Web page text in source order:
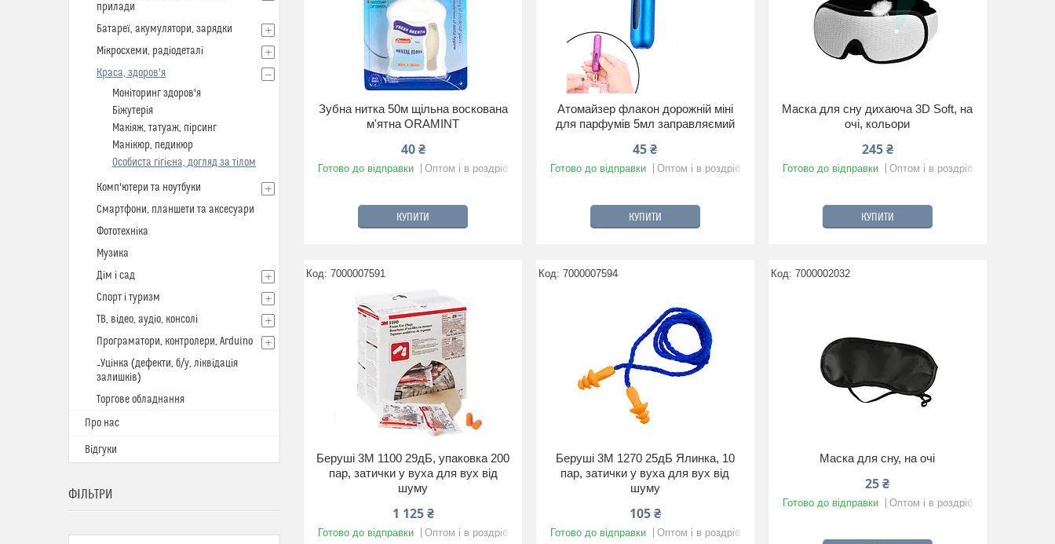
Зубна нитка 50м щільна воскована
м'ятна ORAMINT
40 ₴
Готово до відправки Оптом і в роздріб
КУПИТИ
Атомайзер флакон дорожній міні
для парфумів 5мл заправляємий
45 ₴
Готово до відправки Оптом і в роздріб
КУПИТИ
Маска для сну дихаюча 3D Soft, на
очі, кольори
245 ₴
Готово до відправки Оптом і в роздріб
КУПИТИ
7000007591
Беруші 3M 1100 29дБ, упаковка 200
пар, затички у вуха для вух від
шуму
1 125 ₴
Готово до відправки Оптом і в роздріб
7000007594
Беруші 3M 1270 25дБ Ялинка, 10
пар, затички у вуха для вух від
шуму
105 ₴
Готово до відправки Оптом і в роздріб
7000002032
Маска для сну, на очі
25 ₴
Готово до відправки Оптом і в роздріб
прилади
Батареї, акумулятори, зарядки
Мікросхеми, радіодеталі
Краса, здоров'я
Моніторинг здоров'я
Біжутерія
Макіяж, татуаж, пірсинг
Манікюр, педикюр
Особиста гігієна, догляд за тілом
Комп'ютери та ноутбуки
Смартфони, планшети та аксесуари
Фототехніка
Музика
Дім і сад
Спорт і туризм
ТВ, відео, аудіо, консолі
Програматори, контролери, Arduino
_Уцінка (дефекти, б/у, ліквідація
залишків)
Торгове обладнання
Про нас
Відгуки
ФІЛЬТРИ